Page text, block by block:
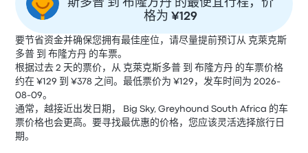
斯多普 到 布隆方丹 的最便宜行程，价
格为 ¥129
要节省资金并确保您拥有最佳座位，请尽量提前预订从 克萊克斯
多普 到 布隆方丹 的车票。
根据过去 2 天的票价，从 克萊克斯多普 到 布隆方丹 的车票价格
约在 ¥129 到 ¥378 之间。最低票价为 ¥129，发车时间为 2026-
08-09。
通常，越接近出发日期， Big Sky, Greyhound South Africa 的车
票价格也会更高。要寻找最优惠的价格，您应该灵活选择旅行日
期。